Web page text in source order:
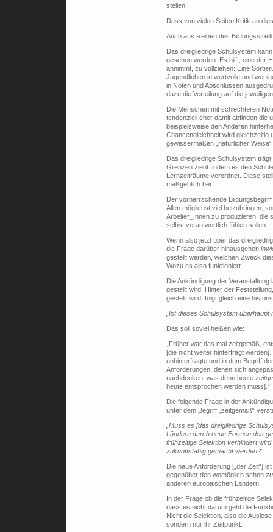
stellen.
Dass von vielen Seiten Kritik an
Auch aus Reihen des
Das dreigliedrige Schulsystem
gesehen werden. Es hilft, eine der
annimmt, zu vollziehen: Eine
Jugendlichen in wertvolle und
in Noten und Abschlüssen
dazu die Verteilung auf die
Die Menschen mit schlechteren
tendenziell eher damit abfinden die
beispielsweise den Anderen
Chancengleichheit wird gleichzeitig
gewissermaßen „natürlicher
Das dreigliedrige Schulsystem
Grenzen zieht: indem es den
Lernzeiträume verordnet. Diese
maßgeblich her.
Der vorherrschende
Allen möglichst viel beizubringen,
Arbeiter_Innen zu produzieren, die
selbst verantwortlich fühlen sollen.
Wenn also jetzt über das
die Frage darüber hinausgehen
gestellt werden, welchen Zweck
Wozu es also funktioniert.
Die Ankündigung der
gestellt wird. Hinter der
gestellt wird, folgt gleich eine
„Ist dieses Schulsystem überhaupt
Das soll soviel heißen wie:
„Früher war das mal zeitgemäß,
[die nicht weiter hinterfragt
unhinterfragte und in dem Begriff
Anforderungen, denen sich
nachdenken, was denn heute
heute entsprochen werden muss].“
Die folgende Frage in der
unter dem Begriff „zeitgemäß“
„Muss es [das dreigliedrige
Ländern durch neue Formen des
frühzeitige Selektion verhindert
zukunftsfähig gemacht werden?“
Die neue Anforderung [„der Zeit“]
gegenüber den womöglich schon
anderen europäischen Ländern.
In der Frage ob die frühzeitige
dass es nicht darum geht die
Nicht die Selektion, also die
sondern nur ihr Zeitpunkt.